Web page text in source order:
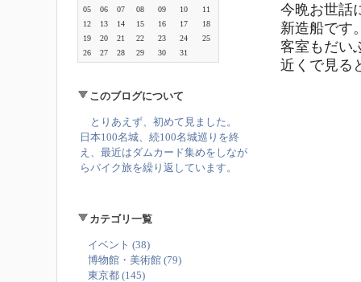
05 06 07 08 09 10
11
12
13 14 15 16 17
18
19
20 21 22 23 24
25
26
27 28 29 30 31
このブログについて
とりあえず、初めて見ました。
日本100名城、続100名城巡りを終
え、最近はダムカード集めをしなが
らバイク旅を繰り返しています。
カテゴリ一覧
イベント (38)
博物館・美術館 (79)
東京都 (145)
今晩お世話
新造船です
客室もだい
近くで見る